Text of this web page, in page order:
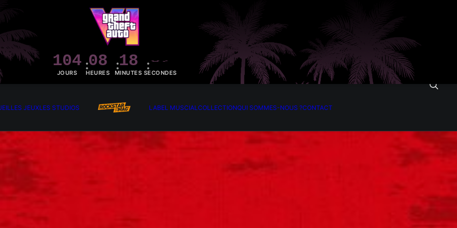
104
JOURS
08
HEURES
18
MINUTES
03
SECONDES
LES JEUXLES STUDIOS LABEL MUSCIALCOLLECTIONQUI SOMMES-NOUS ?CONTACT